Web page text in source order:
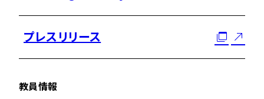
プレスリリース
教員情報